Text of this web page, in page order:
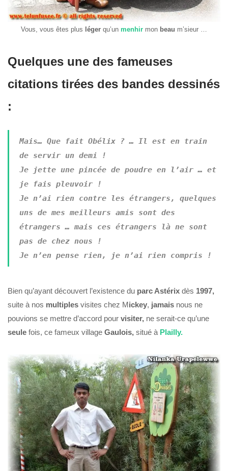
Vous, vous êtes plus léger qu’un menhir mon beau m’sieur …
Quelques une des fameuses
citations tirées des bandes dessinés
:
Mais… Que fait Obélix ? … Il est en train
de servir un demi !
Je jette une pincée de poudre en l’air … et
je fais pleuvoir !
Je n’ai rien contre les étrangers, quelques
uns de mes meilleurs amis sont des
étrangers … mais ces étrangers là ne sont
pas de chez nous !
Je n’en pense rien, je n’ai rien compris !
Bien qu’ayant découvert l’existence du parc Astérix dès 1997,
suite à nos multiples visites chez Mickey, jamais nous ne
pouvions se mettre d’accord pour visiter, ne serait-ce qu’une
seule fois, ce fameux village Gaulois, situé à Plailly.